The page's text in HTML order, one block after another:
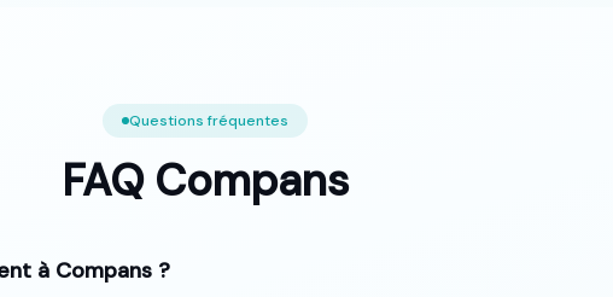
Questions fréquentes
FAQ Compans
à Compans ?